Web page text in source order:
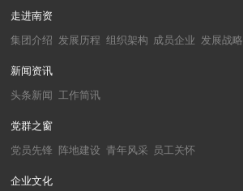
走进南资
集团介绍 发展历程 组织架构 成员企业 发展战略
新闻资讯
头条新闻 工作简讯
党群之窗
党员先锋 阵地建设 青年风采 员工关怀
企业文化